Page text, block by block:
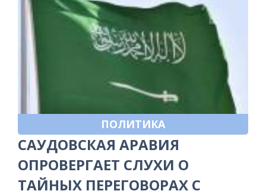
ПОЛИТИКА
САУДОВСКАЯ АРАВИЯ
ОПРОВЕРГАЕТ СЛУХИ О
ТАЙНЫХ ПЕРЕГОВОРАХ С